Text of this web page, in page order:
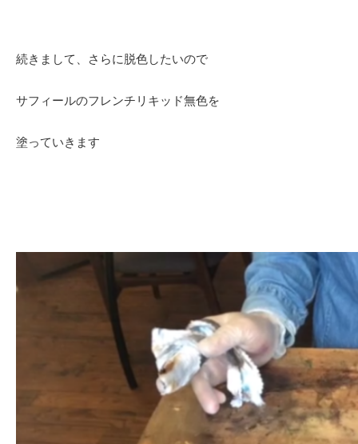
続きまして、さらに脱色したいので
サフィールのフレンチリキッド無色を
塗っていきます